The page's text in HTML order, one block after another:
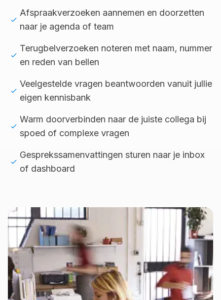
Afspraakverzoeken aannemen en doorzetten
naar je agenda of team
Terugbelverzoeken noteren met naam, nummer
en reden van bellen
Veelgestelde vragen beantwoorden vanuit jullie
eigen kennisbank
Warm doorverbinden naar de juiste collega bij
spoed of complexe vragen
Gesprekssamenvattingen sturen naar je inbox
of dashboard